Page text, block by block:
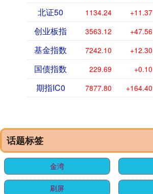
北证50 1134.24 +11.37
创业板指 3563.12 +47.56
基金指数 7242.10 +12.30
国债指数 229.69 +0.10
期指IC0 7877.80 +164.40
话题标签
金湾
刷屏